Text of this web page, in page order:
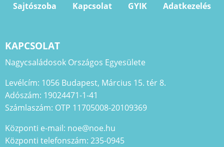
Sajtószoba
Kapcsolat GYIK Adatkezelés
KAPCSOLAT
Nagycsaládosok Országos Egyesülete
Levélcím: 1056 Budapest, Március 15. tér 8.
Adószám: 19024471-1-41
Számlaszám: OTP 11705008-20109369
Központi e-mail: noe@noe.hu
Központi telefonszám: 235-0945